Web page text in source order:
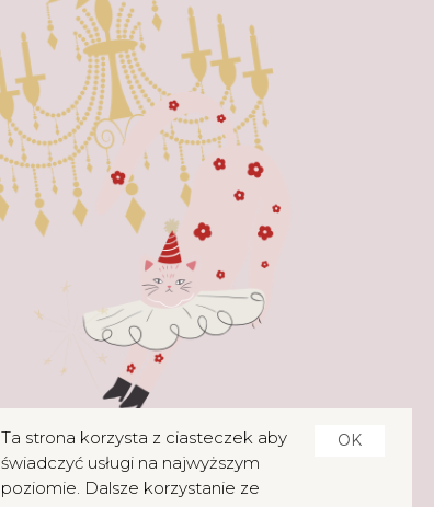
Ta strona korzysta z ciasteczek aby
świadczyć usługi na najwyższym
poziomie. Dalsze korzystanie ze
OK